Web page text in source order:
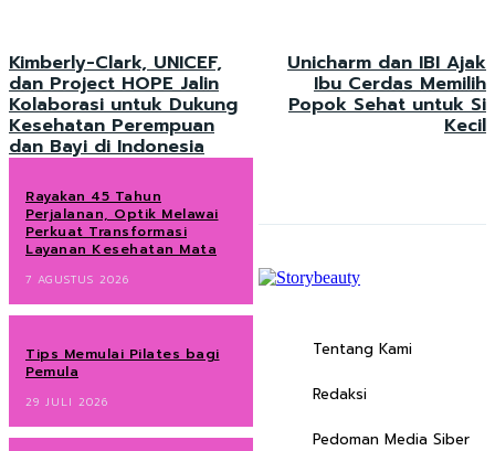
Kimberly-Clark, UNICEF,
dan Project HOPE Jalin
Kolaborasi untuk Dukung
Kesehatan Perempuan
dan Bayi di Indonesia
Unicharm dan IBI Ajak
Ibu Cerdas Memilih
Popok Sehat untuk Si
Kecil
Rayakan 45 Tahun
Perjalanan, Optik Melawai
Perkuat Transformasi
Layanan Kesehatan Mata
7 AGUSTUS 2026
Tips Memulai Pilates bagi
Pemula
29 JULI 2026
Tentang Kami
Redaksi
Pedoman Media Siber